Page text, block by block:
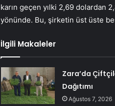
karın geçen yılki 2,69 dolardan
yönünde. Bu, şirketin üst üste
İlgili Makaleler
Zara’da
Dağıtımı
Ağustos 7, 2026